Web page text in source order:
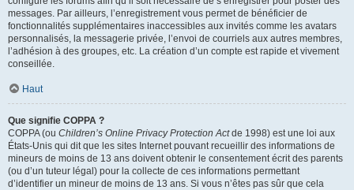
messages. Par ailleurs, l’enregistrement vous permet de bénéficier de
fonctionnalités supplémentaires inaccessibles aux invités comme les avatars
personnalisés, la messagerie privée, l’envoi de courriels aux autres membres,
l’adhésion à des groupes, etc. La création d’un compte est rapide et vivement
conseillée.
Haut
Que signifie COPPA ?
COPPA (ou Children’s Online Privacy Protection Actde 1998) est une loi aux
États-Unis qui dit que les sites Internet pouvant recueillir des informations de
mineurs de moins de 13 ans doivent obtenir le consentement écrit des parents
(ou d’un tuteur légal) pour la collecte de ces informations permettant
d’identifier un mineur de moins de 13 ans. Si vous n’êtes pas sûr que cela